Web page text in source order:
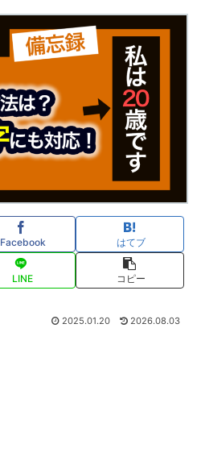
Facebook はてブ
LINE コピー
2025.01.20 2026.08.03